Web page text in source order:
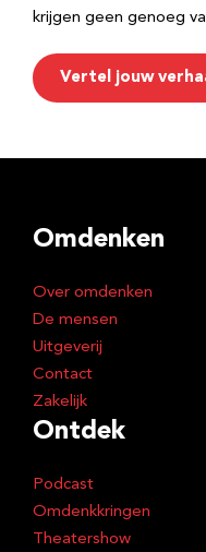
krijgen geen genoeg
Vertel jouw
Omdenken
Over omdenken
De mensen
Uitgeverij
Contact
Zakelijk
Ontdek
Podcast
Omdenkkringen
Theatershow